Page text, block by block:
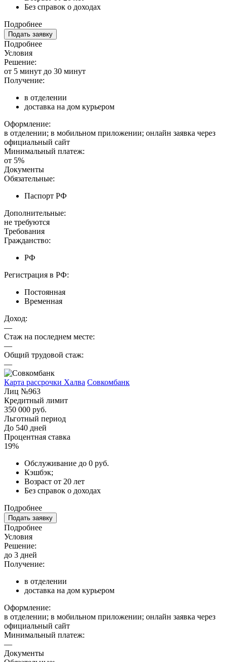
Без справок о доходах
Подробнее
Подать заявку
Подробнее
Условия
Решение:
от 5 минут до 30 минут
Получение:
в отделении
доставка на дом курьером
Оформление:
в отделении; в мобильном приложении; онлайн заявка через
официальный сайт
Минимальный платеж:
от 5%
Документы
Обязательные:
Паспорт РФ
Дополнительные:
не требуются
Требования
Гражданство:
РФ
Регистрация в РФ:
Постоянная
Временная
Доход:
—
Стаж на последнем месте:
—
Общий трудовой стаж:
—
Карта рассрочки Халва Совкомбанк
Лиц №963
Кредитный лимит
350 000 руб.
Льготный период
До 540 дней
Процентная ставка
19%
Обслуживание до 0 руб.
Кэшбэк;
Возраст от 20 лет
Без справок о доходах
Подробнее
Подать заявку
Подробнее
Условия
Решение:
до 3 дней
Получение:
в отделении
доставка на дом курьером
Оформление:
в отделении; в мобильном приложении; онлайн заявка через
официальный сайт
Минимальный платеж:
—
Документы